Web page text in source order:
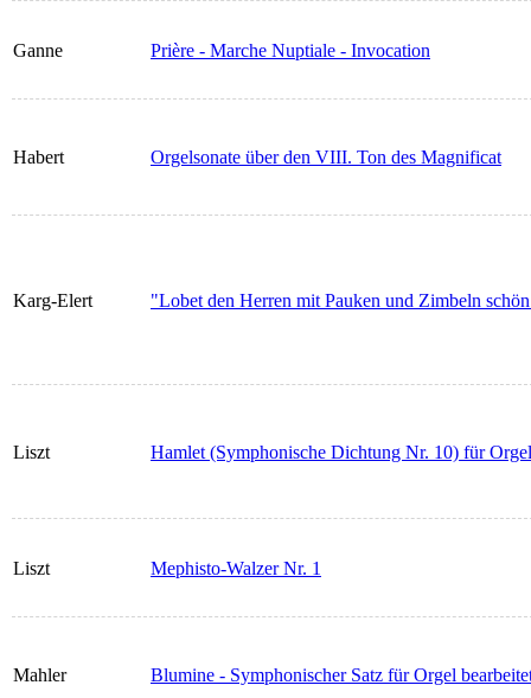
Ganne Prière - Marche Nuptiale - Invocation
Habert Orgelsonate über den VIII. Ton des Magnificat
Karg-Elert "Lobet den Herren mit Pauken und Zimbeln
Liszt Hamlet (Symphonische Dichtung Nr. 10) für
Liszt Mephisto-Walzer Nr. 1
Mahler Blumine - Symphonischer Satz für Orgel